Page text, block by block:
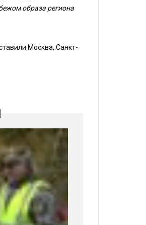
образа региона
Москва, Санкт-